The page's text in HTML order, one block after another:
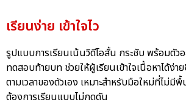
เรียนง่าย เข้าใจไว
รูปแบบการเรียนเน้นวิดีโอสั้น กระชับ พร้อมตัว
ทดสอบท้ายบท ช่วยให้ผู้เรียนเข้าใจเนื้อหาได้ง่า
ตามเวลาของตัวเอง เหมาะสำหรับมือใหม่ที่ไม่มี
ต้องการเรียนแบบไม่กดดัน